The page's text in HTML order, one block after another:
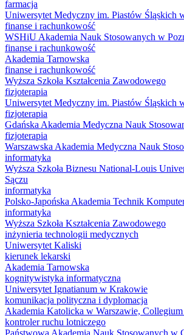
farmacja
Uniwersytet Medyczny im. Piastów Śląskich
finanse i rachunkowość
WSHiU Akademia Nauk Stosowanych w
finanse i rachunkowość
Akademia Tarnowska
finanse i rachunkowość
Wyższa Szkoła Kształcenia Zawodowego
fizjoterapia
Uniwersytet Medyczny im. Piastów Śląskich
fizjoterapia
Gdańska Akademia Medyczna Nauk
fizjoterapia
Warszawska Akademia Medyczna Nauk
informatyka
Wyższa Szkoła Biznesu National-Louis
Sączu
informatyka
Polsko-Japońska Akademia Technik
informatyka
Wyższa Szkoła Kształcenia Zawodowego
inżynieria technologii medycznych
Uniwersytet Kaliski
kierunek lekarski
Akademia Tarnowska
kognitywistyka informatyczna
Uniwersytet Ignatianum w Krakowie
komunikacja polityczna i dyplomacja
Akademia Katolicka w Warszawie,
kontroler ruchu lotniczego